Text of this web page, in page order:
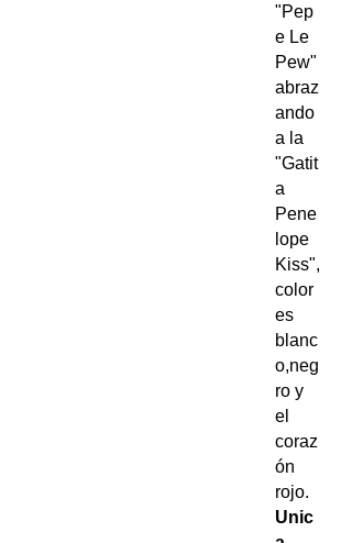
"Pep
e Le
Pew"
abraz
ando
a la
"Gatit
a
Pene
lope
Kiss",
color
es
blanc
o,neg
ro y
el
coraz
ón
rojo.
Unic